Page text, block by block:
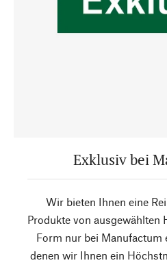
Exklusiv bei
Wir bieten Ihnen eine
Produkte von ausgewählten
Form nur bei Manufactum
denen wir Ihnen ein